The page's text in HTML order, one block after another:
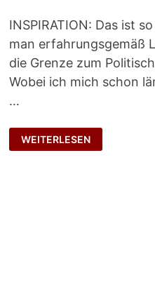
INSPIRATION: Das ist
man erfahrungsgemäß
die Grenze zum
Wobei ich mich schon
…
ETHIK
DER
ANPASSUNG
WEITERLESEN